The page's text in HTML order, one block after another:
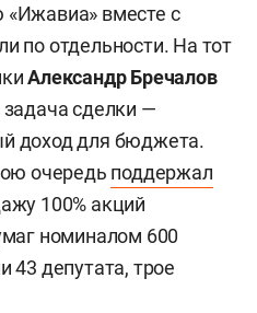
вместе с
по отдельности. На тот
Александр Бречалов
сделки —
доход для бюджета.
очередь поддержал
100% акций
номиналом 600
43 депутата, трое